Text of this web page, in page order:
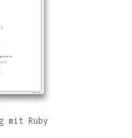
mit Ruby